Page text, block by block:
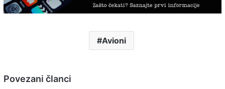
Avioni
Povezani članci